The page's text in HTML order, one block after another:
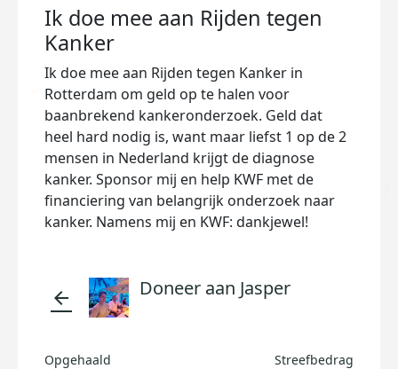
Ik doe mee aan Rijden tegen
Kanker
Ik doe mee aan Rijden tegen Kanker in
Rotterdam om geld op te halen voor
baanbrekend kankeronderzoek. Geld dat
heel hard nodig is, want maar liefst 1 op de 2
mensen in Nederland krijgt de diagnose
kanker. Sponsor mij en help KWF met de
financiering van belangrijk onderzoek naar
kanker. Namens mij en KWF: dankjewel!
arrow_back Doneer aan Jasper
Opgehaald Streefbedrag